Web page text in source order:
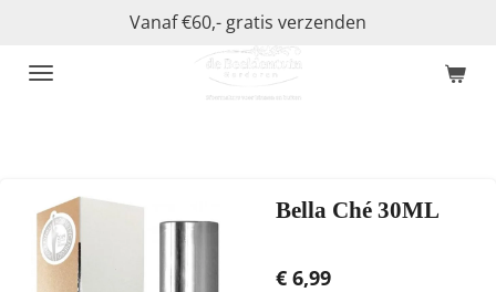
naar
Vanaf €60,- gratis verzenden
Bella Ché 30ML
€ 6,99